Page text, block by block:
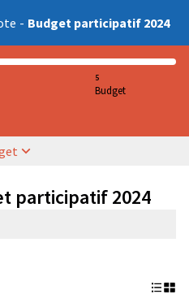
- Budget participatif 2024
5
Budget
participatif 2024